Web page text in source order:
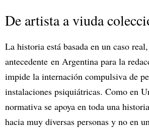
De artista a viuda
La historia está basada en un caso
antecedente en Argentina para la
impide la internación compulsiva de
instalaciones psiquiátricas. Como en
normativa se apoya en toda una
hacia muy diversas personas y no en